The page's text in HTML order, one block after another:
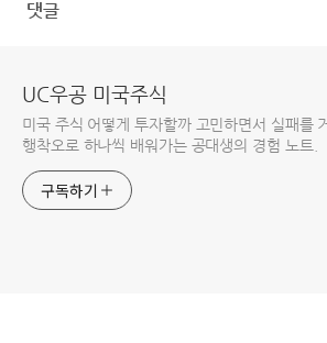
댓글
UC우공 미국주식
미국 주식 어떻게 투자할까 고민하면서 실패를
행착오로 하나씩 배워가는 공대생의 경험 노트.
구독하기